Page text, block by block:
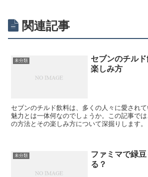
関連記事
未分類
セブンのチル
楽しみ方
セブンのチルド飲料は、多くの人々に愛され
魅力とは一体何なのでしょうか。この記事で
の方法とその楽しみ方について深掘りします
未分類
ファミマで緑
る？